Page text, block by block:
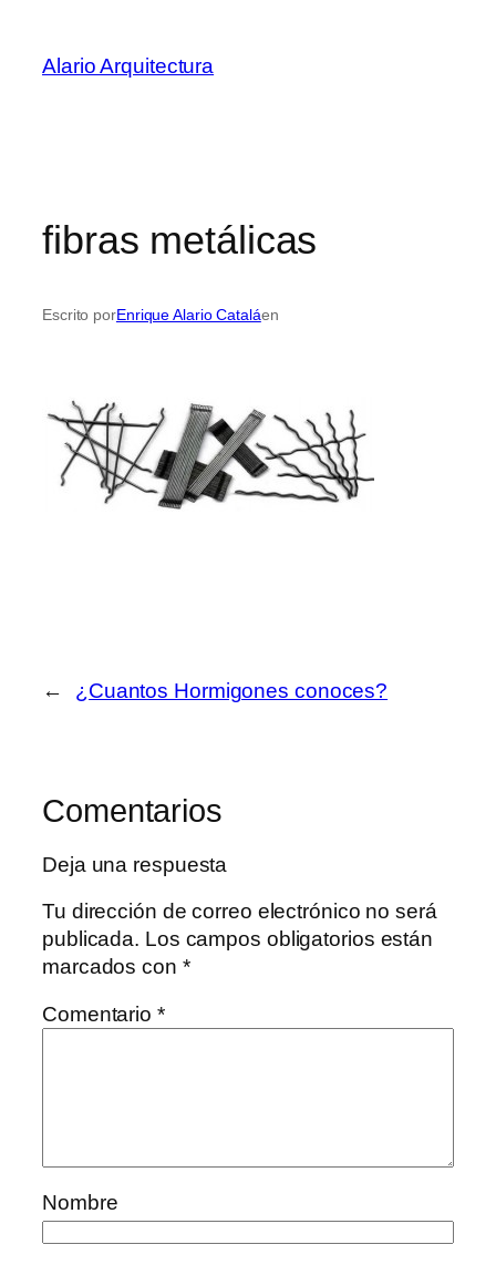
contenido
Alario Arquitectura
fibras metálicas
Escrito porEnrique Alario Cataláen
← ¿Cuantos Hormigones conoces?
Comentarios
Deja una respuesta
Tu dirección de correo electrónico no será
publicada. Los campos obligatorios están
marcados con *
Comentario *
Nombre